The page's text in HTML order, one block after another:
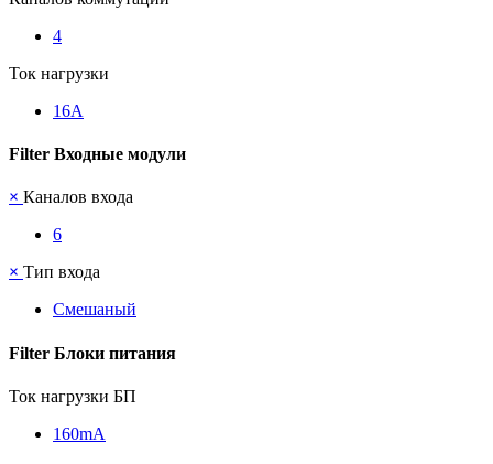
4
Ток нагрузки
16А
Filter Входные модули
× Каналов входа
6
× Тип входа
Смешаный
Filter Блоки питания
Ток нагрузки БП
160mА